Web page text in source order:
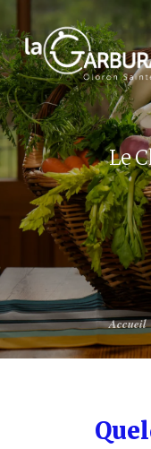
ACCUEIL
L’ASSOCIATION
LES TABLES DE LA
LE CHAMPIONNAT
Le
Accueil